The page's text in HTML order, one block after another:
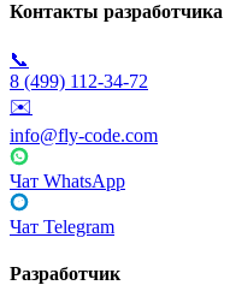
Контакты разработчика
📞
8 (499) 112-34-72
✉️
info@fly-code.com
Чат WhatsApp
Чат Telegram
Разработчик